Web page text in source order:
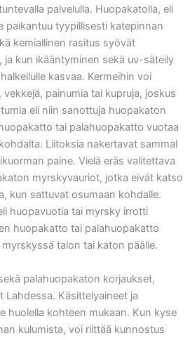
palvelulla. Huopakatolla, eli
paikantuu tyypillisesti katepinnan
kemiallinen rasitus syövät
ja kun ikääntyminen sekä uv-säteily
kasvaa. Kermeihin voi
vekkejä, painumia tai kupruja, joskus
eli niin sanottuja huopakaton
tai palahuopakatto vuotaa
Liitoksia nakertavat sammal
paine. Vielä eräs valitettava
myrskyvauriot, jotka eivät katso
kun sattuvat osumaan kohdalle.
huopavuotia tai myrsky irrotti
huopakatto tai palahuopakatto
talon tai katon päälle.
palahuopakaton korjaukset,
Lahdessa. Käsittelyaineet ja
huolella kohteen mukaan. Kun kyse
kulumista, voi riittää kunnostus